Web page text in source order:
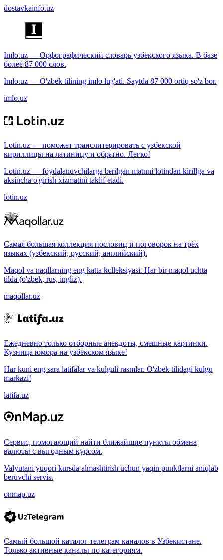
dostavkainfo.uz
Imlo.uz — Орфографический словарь узбекского языка. В базе
более 87 000 слов.
Imlo.uz — O'zbek tilining imlo lug'ati. Saytda 87 000 ortiq so'z bor.
imlo.uz
Lotin.uz — поможет транслитерировать с узбекской
кириллицы на латиницу и обратно. Легко!
Lotin.uz — foydalanuvchilarga berilgan matnni lotindan kirillga va
aksincha o'girish xizmatini taklif etadi.
lotin.uz
Самая большая коллекция пословиц и поговорок на трёх
языках (узбекский, русский, английский).
Maqol va naqllarning eng katta kolleksiyasi. Har bir maqol uchta
tilda (o'zbek, rus, ingliz).
maqollar.uz
Ежедневно только отборные анекдоты, смешные картинки.
Кузница юмора на узбекском языке!
Har kuni eng sara latifalar va kulguli rasmlar. O'zbek tilidagi kulgu
markazi!
latifa.uz
Сервис, помогающий найти ближайшие пункты обмена
валюты с выгодным курсом.
Valyutani yuqori kursda almashtirish uchun yaqin punktlarni aniqlab
beruvchi servis.
onmap.uz
Самый большой каталог телеграм каналов в Узбекистане.
Только активные каналы по категориям.